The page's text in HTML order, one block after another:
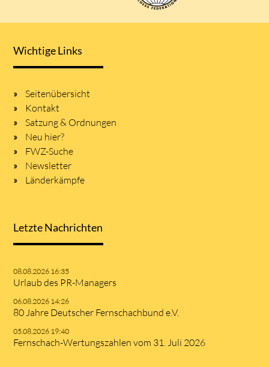
Wichtige Links
Seitenübersicht
Kontakt
Satzung & Ordnungen
Neu hier?
FWZ-Suche
Newsletter
Länderkämpfe
Letzte Nachrichten
08.08.2026 16:35
Urlaub des PR-Managers
06.08.2026 14:26
80 Jahre Deutscher Fernschachbund e.V.
05.08.2026 19:40
Fernschach-Wertungszahlen vom 31. Juli 2026